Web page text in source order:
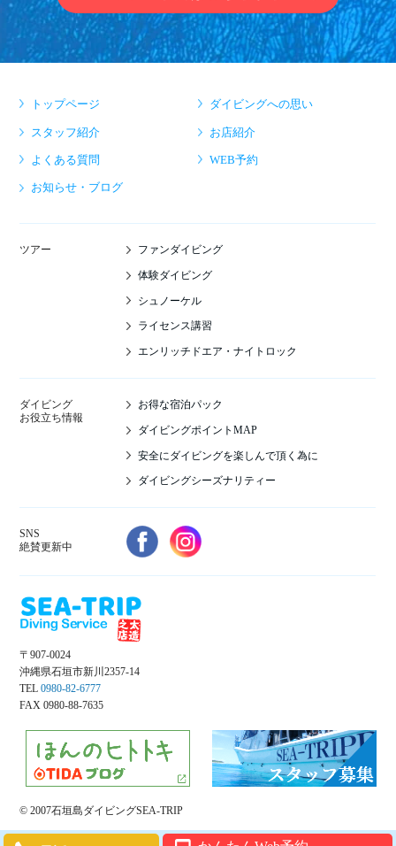
トップページ ダイビングへの思い
スタッフ紹介 お店紹介
よくある質問 WEB予約
お知らせ・ブログ
ツアー ファンダイビング
体験ダイビング
シュノーケル
ライセンス講習
エンリッチドエア・ナイトロック
ダイビング
お役立ち情報
お得な宿泊パック
ダイビングポイントMAP
安全にダイビングを楽しんで頂く為に
ダイビングシーズナリティー
SNS
絶賛更新中
〒907-0024
沖縄県石垣市新川2357-14
TEL 0980-82-6777
FAX 0980-88-7635
© 2007石垣島ダイビングSEA-TRIP